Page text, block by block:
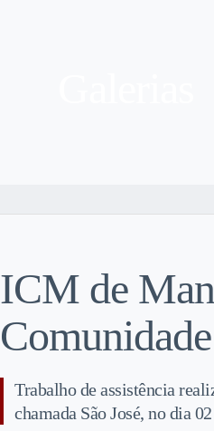
ICM de
Trabalho de assistência
chamada São José, no dia